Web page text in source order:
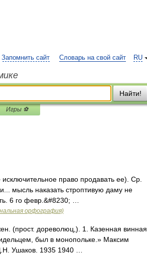
RU
Запомнить сайт Словарь на свой сайт
Найти!
Игры ⚽
право продавать ее). Ср.
мысль наказать строптивую даму не
6 го февр.&#8230; …
орфография)
(прост. дореволюц,). 1. Казенная винная
был в монопольке.» Максим
Ушаков. 1935 1940 …